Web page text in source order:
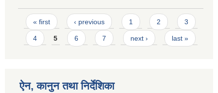
Pages
« first ‹ previous 1 2 3
4 5 6 7 next › last »
ऐन, कानुन तथा निर्देशिका